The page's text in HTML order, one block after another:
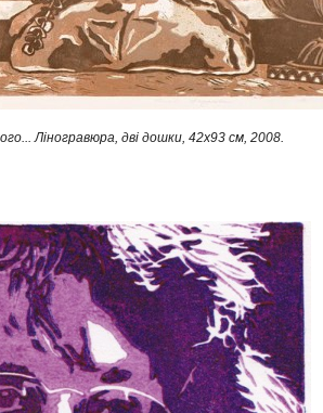
Ліногравюра, дві дошки, 42х93 см, 2008.